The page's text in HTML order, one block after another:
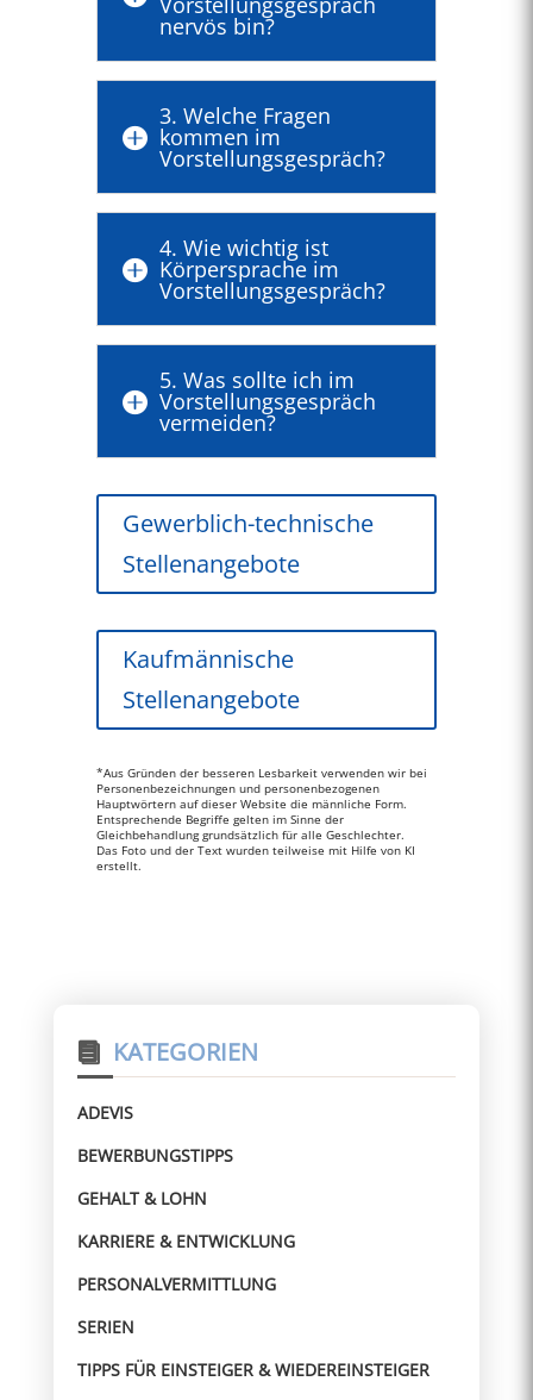
nervös bin?

3. Welche Fragen
kommen im
Vorstellungsgespräch?

4. Wie wichtig ist
Körpersprache im
Vorstellungsgespräch?

5. Was sollte ich im
Vorstellungsgespräch
vermeiden?
Gewerblich-technische
Stellenangebote
Kaufmännische
Stellenangebote
*Aus Gründen der besseren Lesbarkeit verwenden wir bei
Personenbezeichnungen und personenbezogenen
Hauptwörtern auf dieser Website die männliche Form.
Entsprechende Begriffe gelten im Sinne der
Gleichbehandlung grundsätzlich für alle Geschlechter.
Das Foto und der Text wurden teilweise mit Hilfe von KI
erstellt.
KATEGORIEN
ADEVIS
BEWERBUNGSTIPPS
GEHALT & LOHN
KARRIERE & ENTWICKLUNG
PERSONALVERMITTLUNG
SERIEN
TIPPS FÜR EINSTEIGER & WIEDEREINSTEIGER